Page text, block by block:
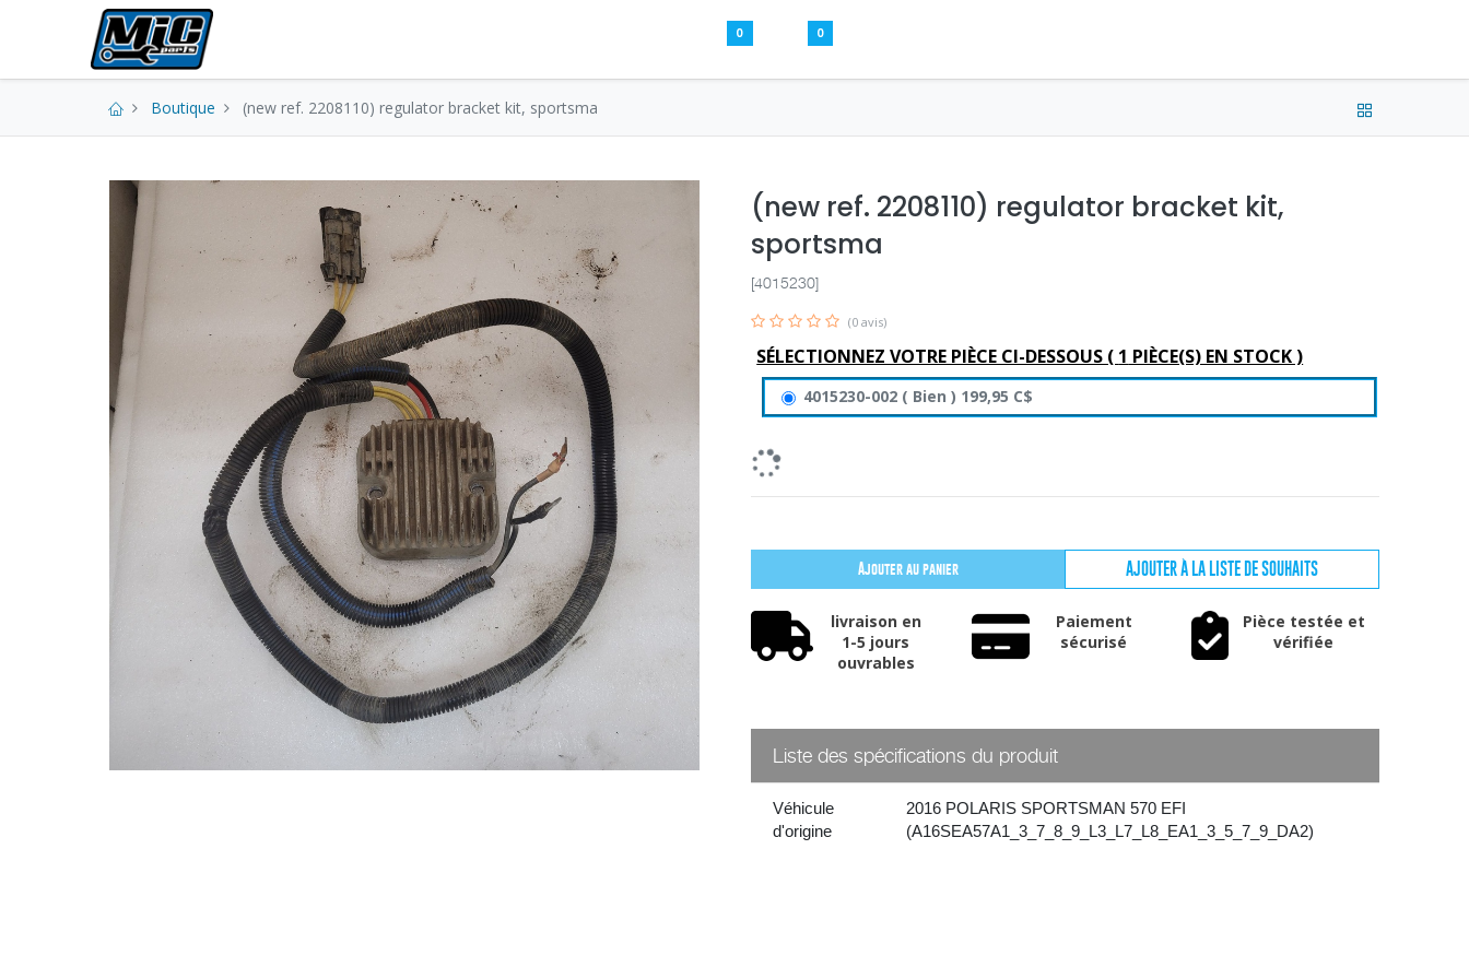
0 0
Boutique (new ref. 2208110) regulator bracket kit, sportsma
(new ref. 2208110) regulator bracket kit,
sportsma
[4015230]
(0 avis)
SÉLECTIONNEZ VOTRE PIÈCE CI-DESSOUS ( 1 PIÈCE(S) EN STOCK )
4015230-002 ( Bien ) 199,95 C$
Ajouter au panier AJOUTER À LA LISTE DE SOUHAITS
livraison en
1-5 jours
ouvrables
Paiement
sécurisé
Pièce testée et
vérifiée
Liste des spécifications du produit
Véhicule
d'origine
2016 POLARIS SPORTSMAN 570 EFI
(A16SEA57A1_3_7_8_9_L3_L7_L8_EA1_3_5_7_9_DA2)